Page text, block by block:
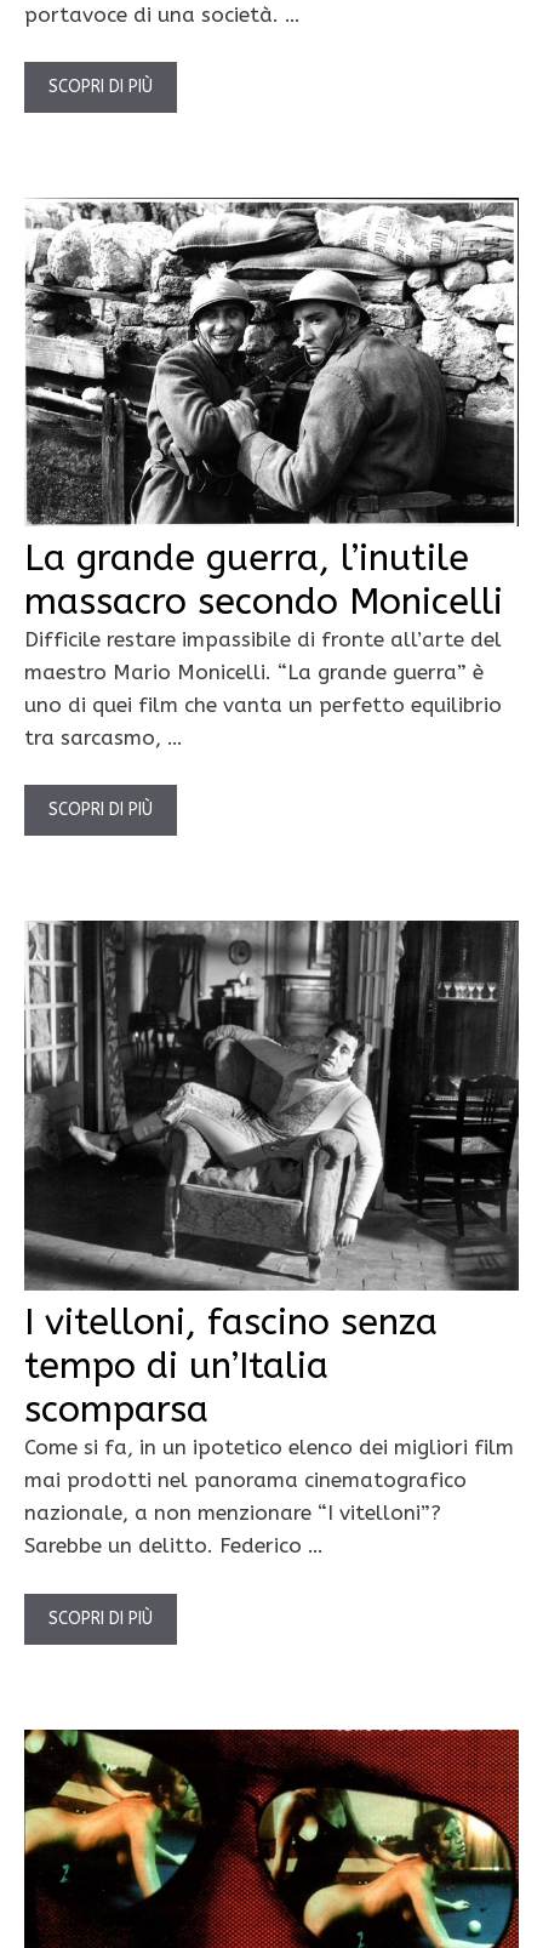
portavoce di una società. …
SCOPRI DI PIÙ
La grande guerra, l’inutile
massacro secondo Monicelli
Difficile restare impassibile di fronte all’arte del
maestro Mario Monicelli. “La grande guerra” è
uno di quei film che vanta un perfetto equilibrio
tra sarcasmo, …
SCOPRI DI PIÙ
I vitelloni, fascino senza
tempo di un’Italia
scomparsa
Come si fa, in un ipotetico elenco dei migliori film
mai prodotti nel panorama cinematografico
nazionale, a non menzionare “I vitelloni”?
Sarebbe un delitto. Federico …
SCOPRI DI PIÙ